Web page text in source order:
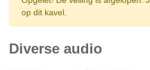
op dit kavel.
Diverse audio